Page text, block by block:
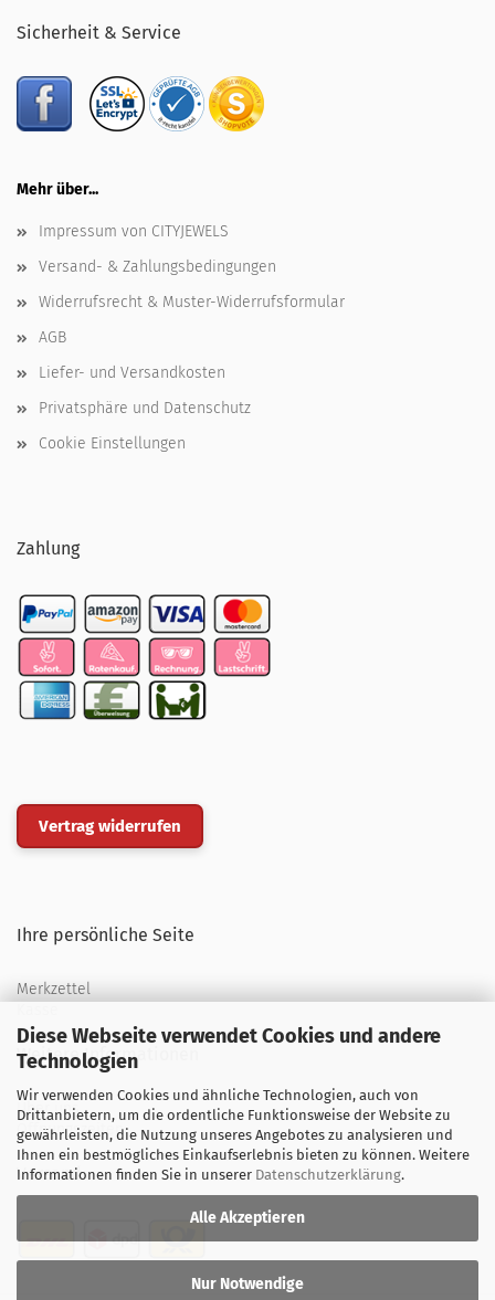
Diese Webseite verwendet Cookies und andere
Technologien
Wir verwenden Cookies und ähnliche Technologien, auch von
Drittanbietern, um die ordentliche Funktionsweise der Website zu
gewährleisten, die Nutzung unseres Angebotes zu analysieren und
Ihnen ein bestmögliches Einkaufserlebnis bieten zu können. Weitere
Informationen finden Sie in unserer Datenschutzerklärung.
Alle Akzeptieren
Nur Notwendige
Sicherheit & Service
Mehr über...
Impressum von CITYJEWELS
Versand- & Zahlungsbedingungen
Widerrufsrecht & Muster-Widerrufsformular
AGB
Liefer- und Versandkosten
Privatsphäre und Datenschutz
Cookie Einstellungen
Zahlung
Vertrag widerrufen
Ihre persönliche Seite
Merkzettel
Weitere Informationen
Über uns
Öffnungszeiten
Versand